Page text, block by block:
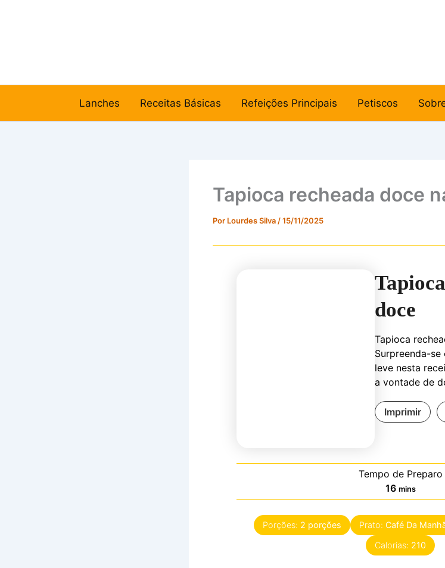
Lanches Receitas Básicas Refeições Principais Petiscos
Tapioca recheada doce
Por Lourdes Silva /15/11/2025
doce
Tapioca
Surpreenda-
leve nesta
a vontade de
Imprimir
Tempo de Preparo
16minutes
mins
Porções: 2 porções Prato: Café Da
Calorias: 210